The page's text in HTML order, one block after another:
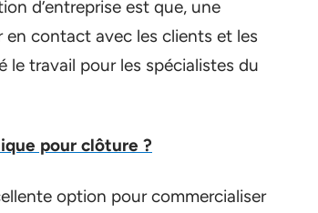
d’entreprise est que, une
contact avec les clients et les
le travail pour les spécialistes du
pour clôture ?
option pour commercialiser